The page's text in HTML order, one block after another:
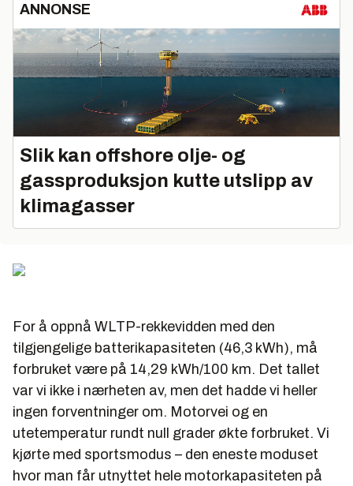
ANNONSE
Slik kan offshore olje- og
gassproduksjon kutte utslipp av
klimagasser
For å oppnå WLTP-rekkevidden med den
tilgjengelige batterikapasiteten (46,3 kWh), må
forbruket være på 14,29 kWh/100 km. Det tallet
var vi ikke i nærheten av, men det hadde vi heller
ingen forventninger om. Motorvei og en
utetemperatur rundt null grader økte forbruket. Vi
kjørte med sportsmodus – den eneste moduset
hvor man får utnyttet hele motorkapasiteten på